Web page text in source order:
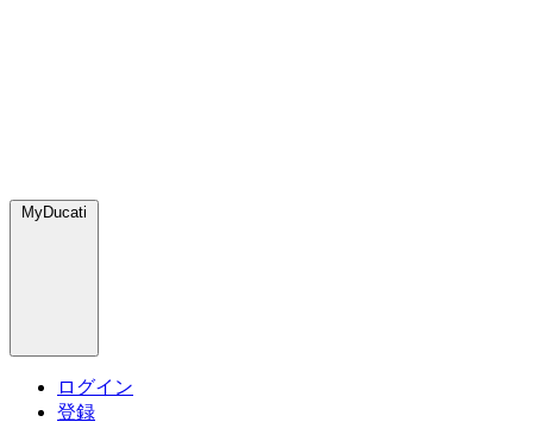
MyDucati
ログイン
登録